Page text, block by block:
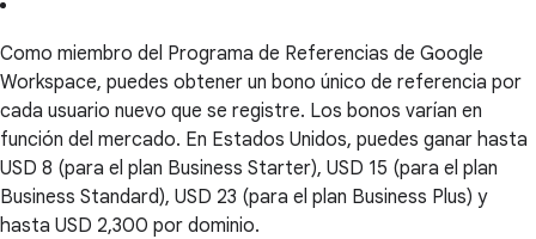
Como miembro del Programa de Referencias de Google
Workspace, puedes obtener un bono único de referencia por
cada usuario nuevo que se registre. Los bonos varían en
función del mercado. En Estados Unidos, puedes ganar hasta
USD 8 (para el plan Business Starter), USD 15 (para el plan
Business Standard), USD 23 (para el plan Business Plus) y
hasta USD 2,300 por dominio.